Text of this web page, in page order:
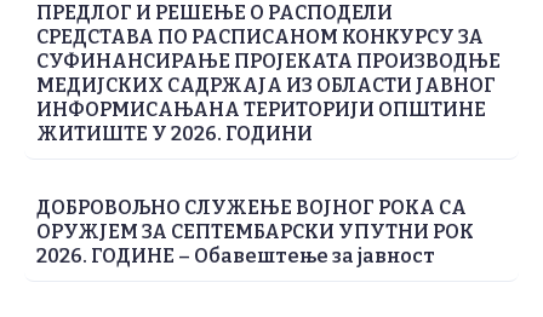
ПРЕДЛОГ И РЕШЕЊЕ О РАСПОДЕЛИ
СРЕДСТАВА ПО РАСПИСАНОМ КОНКУРСУ ЗА
СУФИНАНСИРАЊЕ ПРОJЕКАТА ПРОИЗВОДЊЕ
МЕДИЈСКИХ САДРЖАЈА ИЗ ОБЛАСТИ JАВНОГ
ИНФОРМИСАЊАНА ТЕРИТОРИЈИ ОПШТИНЕ
ЖИТИШТЕ У 2026. ГОДИНИ
ДОБРОВОЉНО СЛУЖЕЊЕ ВОЈНОГ РОКА СА
ОРУЖЈЕМ ЗА СЕПТЕМБАРСКИ УПУТНИ РОК
2026. ГОДИНЕ – Обавештење за јавност